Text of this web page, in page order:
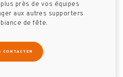
près de vos équipes
aux autres supporters
de fête.
CONTACTER